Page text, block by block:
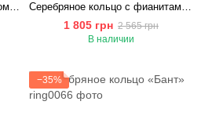
Серебряное кольцо с фианитом «Слияние» Серебряное кольцо с фианитами «Безграничная Легкость»
1 805 грн 2 565 грн
В наличии
−35%